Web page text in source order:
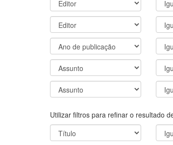
Utilizar filtros para refinar o resultado